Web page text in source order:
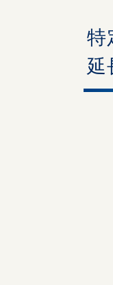
特
延